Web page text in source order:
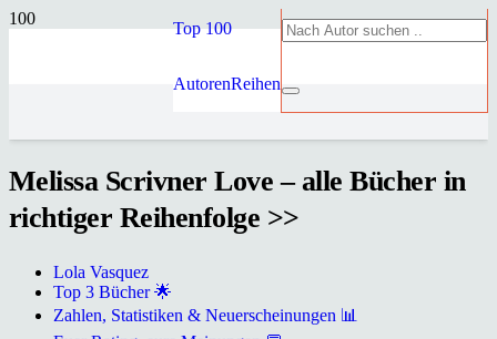
Top 100
AutorenReihen
Melissa Scrivner Love – alle Bücher in
richtiger Reihenfolge >>
Lola Vasquez
Top 3 Bücher 🌟
Zahlen, Statistiken & Neuerscheinungen 📊